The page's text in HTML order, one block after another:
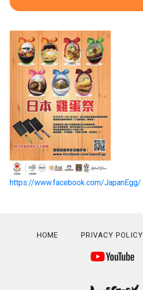
https://www.facebook.com/JapanEgg/
HOME PRIVACY POLICY